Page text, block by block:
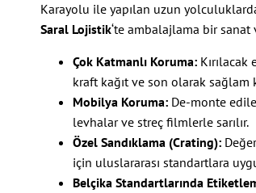
Karayolu ile yapılan uzun
Saral Lojistik‘te ambalajlama bir
Çok Katmanlı Koruma:
kraft kağıt ve son olarak sağlam
Mobilya Koruma: De-monte
levhalar ve streç filmlerle sarılır.
Özel Sandıklama (Crating):
için uluslararası standartlara
Belçika Standartlarında